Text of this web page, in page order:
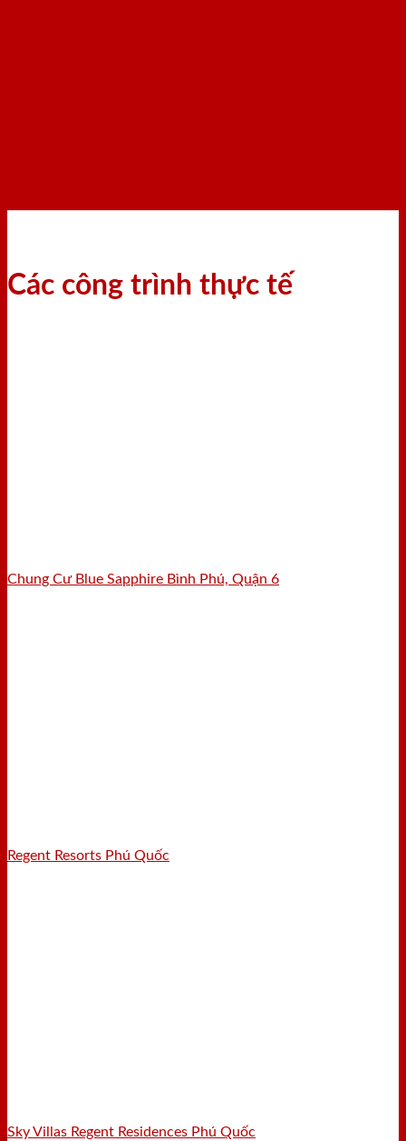
Các công trình thực tế
Chung Cư Blue Sapphire Bình Phú, Quận 6
Regent Resorts Phú Quốc
Sky Villas Regent Residences Phú Quốc